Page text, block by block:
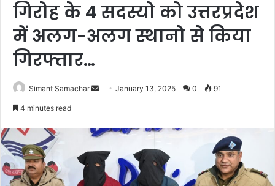
गिरोह के 4 सदस्यो को उत्तरप्रदेश
में अलग-अलग स्थानो से किया
गिरफ्तार…
Simant Samachar
d
n
e
January 13, 2025 0 91
4 minutes read